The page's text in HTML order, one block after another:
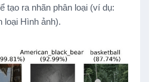
tạo ra nhãn phân loại (ví dụ:
loại Hình ảnh).